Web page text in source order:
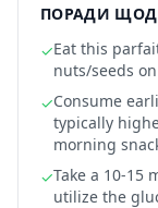
ПОРАДИ
✓Eat this
nuts/seeds
✓Consume
typically
morning
✓Take a 10-15
utilize the